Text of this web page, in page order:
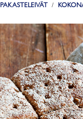
PAKASTELEIVÄT